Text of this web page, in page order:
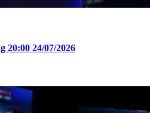
20:00 24/07/2026